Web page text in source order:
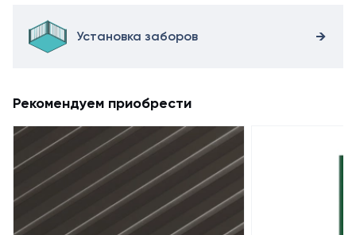
Установка заборов
Рекомендуем приобрести